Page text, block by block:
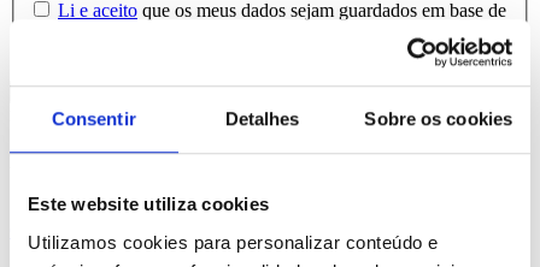
Consentir Detalhes Sobre os cookies
Este website utiliza cookies
Utilizamos cookies para personalizar conteúdo e
Li e aceito que os meus dados sejam guardados em base de
Entrega prevista entre 5-6 dias úteis
Comprar